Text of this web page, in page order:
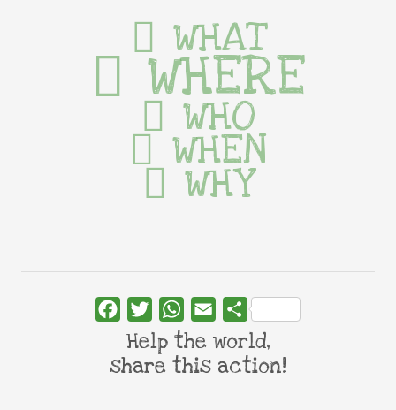
WHAT
WHERE
WHO
WHEN
WHY
FacebookTwitterWhatsApp
Email Share
Help the world,
share this action!